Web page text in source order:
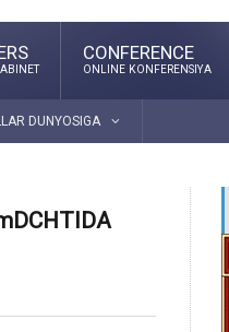
CONFERENCE
ONLINE KONFERENSIYA
DUNYOSIGA